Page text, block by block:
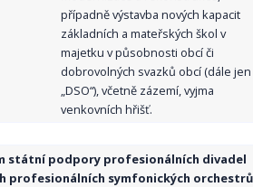
případně výstavba nových kapacit
základních a mateřských škol v
majetku v působnosti obcí či
dobrovolných svazků obcí (dále jen
„DSO“), včetně zázemí, vyjma
venkovních hřišť.
státní podpory profesionálních divadel
profesionálních symfonických orchestrů